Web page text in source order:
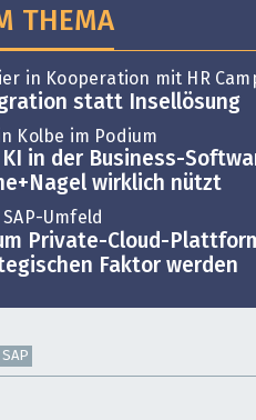
THEMA
in Kooperation mit HR
statt Insellösung
Kolbe im Podium
KI in der Business-
wirklich nützt
SAP-Umfeld
Private-Cloud-
Faktor werden
SAP